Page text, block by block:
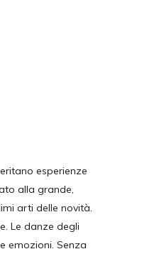
esperienze
alla grande,
arti delle novità.
Le danze degli
emozioni. Senza